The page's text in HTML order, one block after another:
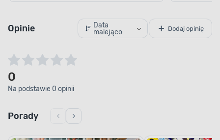
Opinie
Data
malejąco
Dodaj opinię
0
Na podstawie 0 opinii
Porady